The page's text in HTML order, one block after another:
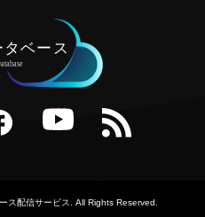
RSS
ス配信サービス . All Rights Reserved.